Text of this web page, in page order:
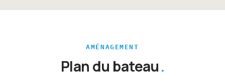
AMÉNAGEMENT
Plan du bateau